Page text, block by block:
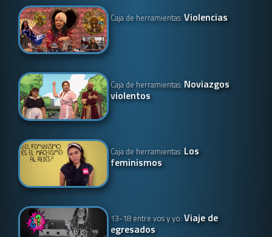
Caja de herramientas:Violencias
Caja de herramientas: Noviazgos
violentos
Caja de herramientas: Los
feminismos
13-18 entre vos y yo:Viaje de
egresados